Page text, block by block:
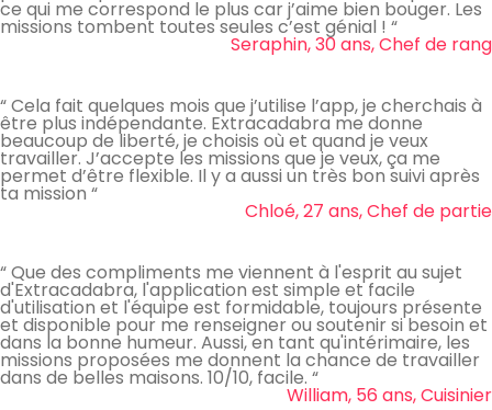
ce qui me correspond le plus car j’aime bien bouger. Les
missions tombent toutes seules c’est génial ! “
Seraphin, 30 ans, Chef de rang
“ Cela fait quelques mois que j’utilise l’app, je cherchais à
être plus indépendante. Extracadabra me donne
beaucoup de liberté, je choisis où et quand je veux
travailler. J’accepte les missions que je veux, ça me
permet d’être flexible. Il y a aussi un très bon suivi après
ta mission “
Chloé, 27 ans, Chef de partie
“ Que des compliments me viennent à l'esprit au sujet
d'Extracadabra, l'application est simple et facile
d'utilisation et l'équipe est formidable, toujours présente
et disponible pour me renseigner ou soutenir si besoin et
dans la bonne humeur. Aussi, en tant qu'intérimaire, les
missions proposées me donnent la chance de travailler
dans de belles maisons. 10/10, facile. “
William, 56 ans, Cuisinier